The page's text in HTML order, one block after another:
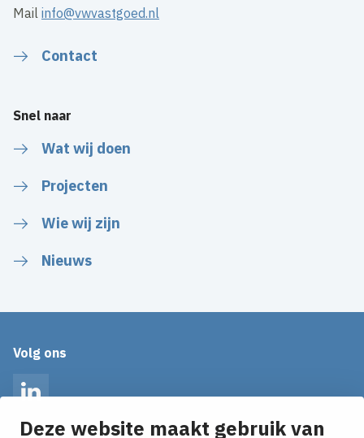
Deze website maakt gebruik van
Mailinfo@vwvastgoed.nl
Contact
Snel naar
Wat wij doen
Projecten
Wie wij zijn
Nieuws
Volg ons